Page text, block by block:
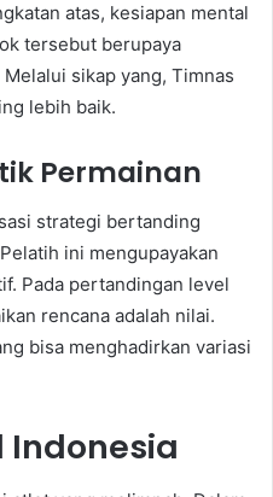
atas, kesiapan mental
tersebut berupaya
sikap yang, Timnas
lebih baik.
Permainan
strategi bertanding
ini mengupayakan
Pada pertandingan level
rencana adalah nilai.
bisa menghadirkan variasi
Indonesia